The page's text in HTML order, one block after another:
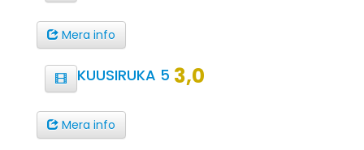
Mera info
KUUSIRUKA 5 3,0
Mera info